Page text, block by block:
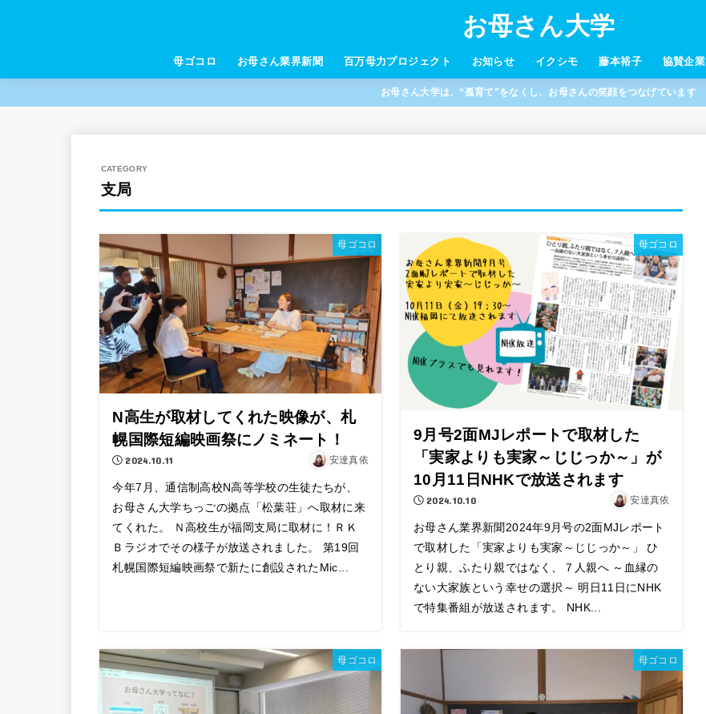
お母さん大学
母ゴコロ お母さん業界新聞 百万母力プロジェクト お知らせ イクシモ 藤本裕子 協賛企業
お母さん大学は、“孤育て”をなくし、お母さんの笑顔をつなげています
支局
母ゴコロ
N高生が取材してくれた映像が、札
幌国際短編映画祭にノミネート！
2024.10.11 安達真依
今年7月、通信制高校N高等学校の生徒たちが、
お母さん大学ちっごの拠点「松葉荘」へ取材に来
てくれた。 Ｎ高校生が福岡支局に取材に！ＲＫ
Ｂラジオでその様子が放送されました。 第19回
札幌国際短編映画祭で新たに創設されたMic...
母ゴコロ
9月号2面MJレポートで取材した
「実家よりも実家～じじっか～」が
10月11日NHKで放送されます
2024.10.10 安達真依
お母さん業界新聞2024年9月号の2面MJレポート
で取材した「実家よりも実家～じじっか～」 ひ
とり親、ふたり親ではなく、７人親へ ～血縁の
ない大家族という幸せの選択～ 明日11日にNHK
で特集番組が放送されます。 NHK...
母ゴコロ 母ゴコロ